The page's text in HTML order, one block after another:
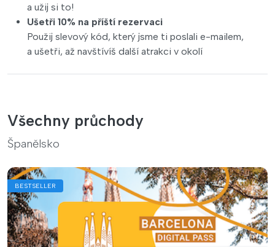
a užij si to!
Ušetři 10% na příští rezervaci
Použij slevový kód, který jsme ti poslali e-mailem,
a ušetři, až navštívíš další atrakci v okolí
Všechny průchody
Španělsko
BESTSELLER